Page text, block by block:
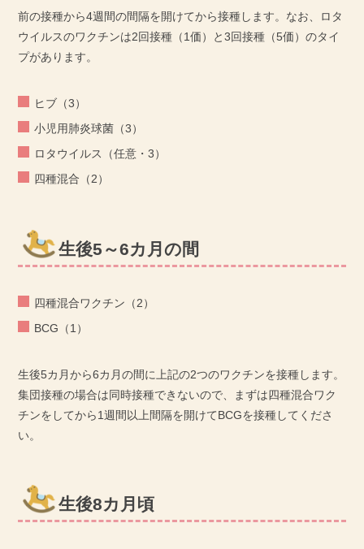
前の接種から4週間の間隔を開けてから接種します。なお、ロタ
ウイルスのワクチンは2回接種（1価）と3回接種（5価）のタイ
プがあります。
ヒブ（3）
小児用肺炎球菌（3）
ロタウイルス（任意・3）
四種混合（2）
生後5～6カ月の間
四種混合ワクチン（2）
BCG（1）
生後5カ月から6カ月の間に上記の2つのワクチンを接種します。
集団接種の場合は同時接種できないので、まずは四種混合ワク
チンをしてから1週間以上間隔を開けてBCGを接種してくださ
い。
生後8カ月頃